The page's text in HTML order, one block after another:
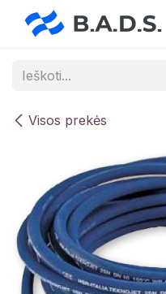
Skip to Content
Visos prekės